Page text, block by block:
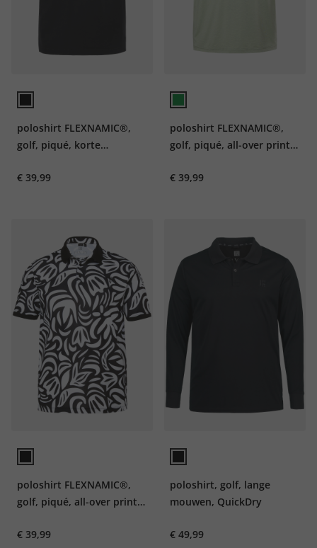
poloshirt FLEXNAMIC®,
golf, piqué, korte
€ 39,99
poloshirt FLEXNAMIC®,
golf, piqué, all-over print,
€ 39,99
poloshirt FLEXNAMIC®,
golf, piqué, all-over print,
€ 39,99
poloshirt, golf, lange
mouwen, QuickDry
€ 49,99